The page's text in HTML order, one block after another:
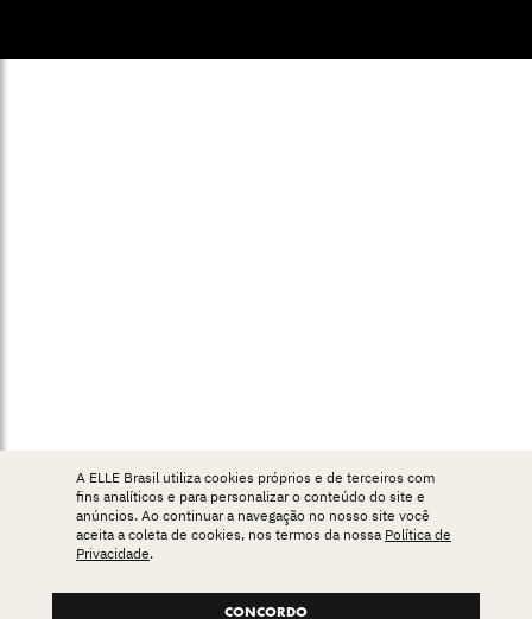
A ELLE Brasil utiliza cookies próprios e de terceiros com
fins analíticos e para personalizar o conteúdo do site e
anúncios. Ao continuar a navegação no nosso site você
aceita a coleta de cookies, nos termos da nossa Política de
Privacidade.
CONCORDO